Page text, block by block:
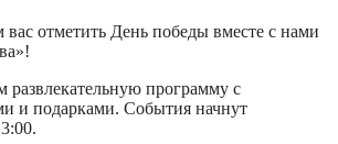
вас отметить День победы вместе с нами
программу с
и подарками. События начнут